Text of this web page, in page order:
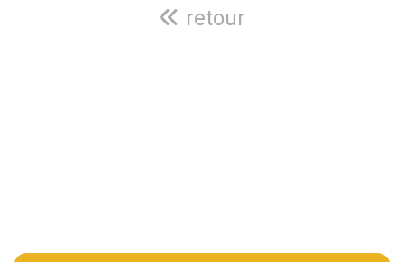
retour